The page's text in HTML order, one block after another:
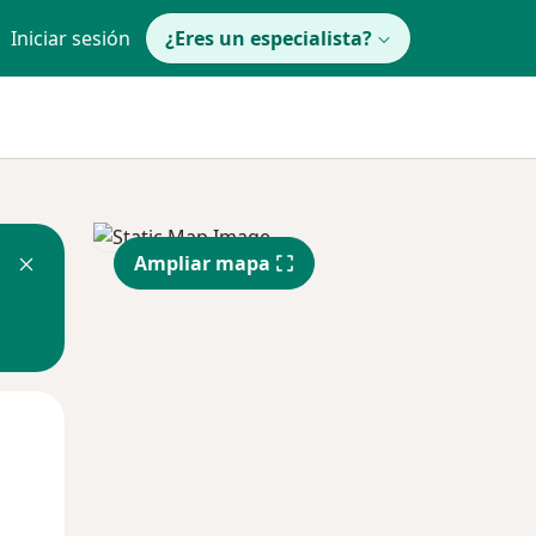
Iniciar sesión ¿Eres un especialista?
Ampliar mapa